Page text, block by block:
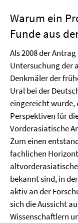
Warum ein
Funde aus
Als 2008 der
Untersuchung der
Denkmäler der
Ural bei der
eingereicht wurde,
Perspektiven für
Vorderasiatische
Zum einen
fachlichen
bekannt sind, in
aktiv an der
sich die Aussicht
Wissenschaftlern